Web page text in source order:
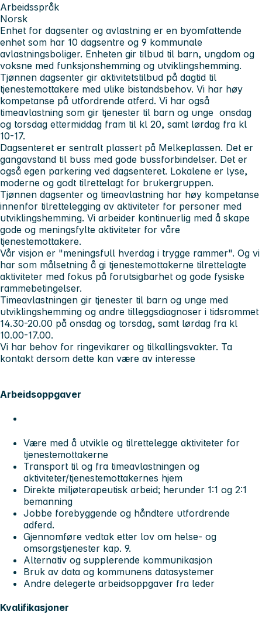
Arbeidsspråk
Norsk
Enhet for dagsenter og avlastning er en byomfattende
enhet som har 10 dagsentre og 9 kommunale
avlastningsboliger. Enheten gir tilbud til barn, ungdom og
voksne med funksjonshemming og utviklingshemming.
Tjønnen dagsenter gir aktivitetstilbud på dagtid til
tjenestemottakere med ulike bistandsbehov. Vi har høy
kompetanse på utfordrende atferd. Vi har også
timeavlastning som gir tjenester til barn og unge onsdag
og torsdag ettermiddag fram til kl 20, samt lørdag fra kl
10-17.
Dagsenteret er sentralt plassert på Melkeplassen. Det er
gangavstand til buss med gode bussforbindelser. Det er
også egen parkering ved dagsenteret. Lokalene er lyse,
moderne og godt tilrettelagt for brukergruppen.
Tjønnen dagsenter og timeavlastning har høy kompetanse
innenfor tilrettelegging av aktiviteter for personer med
utviklingshemming. Vi arbeider kontinuerlig med å skape
gode og meningsfylte aktiviteter for våre
tjenestemottakere.
Vår visjon er "meningsfull hverdag i trygge rammer". Og vi
har som målsetning å gi tjenestemottakerne tilrettelagte
aktiviteter med fokus på forutsigbarhet og gode fysiske
rammebetingelser.
Timeavlastningen gir tjenester til barn og unge med
utviklingshemming og andre tilleggsdiagnoser i tidsrommet
14.30-20.00 på onsdag og torsdag, samt lørdag fra kl
10.00-17.00.
Vi har behov for ringevikarer og tilkallingsvakter. Ta
kontakt dersom dette kan være av interesse
Arbeidsoppgaver
Være med å utvikle og tilrettelegge aktiviteter for
tjenestemottakerne
Transport til og fra timeavlastningen og
aktiviteter/tjenestemottakernes hjem
Direkte miljøterapeutisk arbeid; herunder 1:1 og 2:1
bemanning
Jobbe forebyggende og håndtere utfordrende
adferd.
Gjennomføre vedtak etter lov om helse- og
omsorgstjenester kap. 9.
Alternativ og supplerende kommunikasjon
Bruk av data og kommunens datasystemer
Andre delegerte arbeidsoppgaver fra leder
Kvalifikasjoner